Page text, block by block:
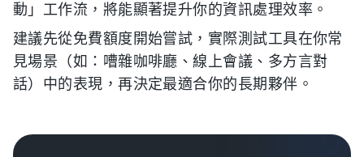
動」工作流，將能顯著提升你的資訊處理效率。
建議先從免費額度開始嘗試，實際測試工具在你常
見場景（如：嘈雜咖啡廳、線上會議、多方言對
話）中的表現，再決定最適合你的長期夥伴。